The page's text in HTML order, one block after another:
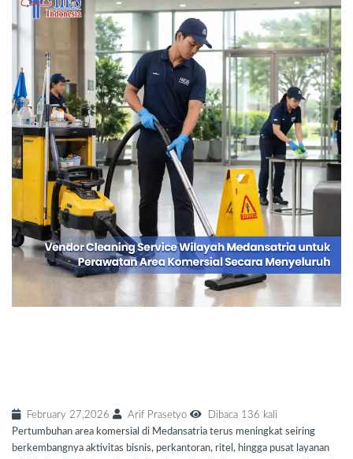
February 27,2026 Arif Prasetyo
Dibaca 136 kali
Pertumbuhan area komersial di Medansatria terus meningkat seiring
berkembangnya aktivitas bisnis, perkantoran, ritel, hingga pusat layanan